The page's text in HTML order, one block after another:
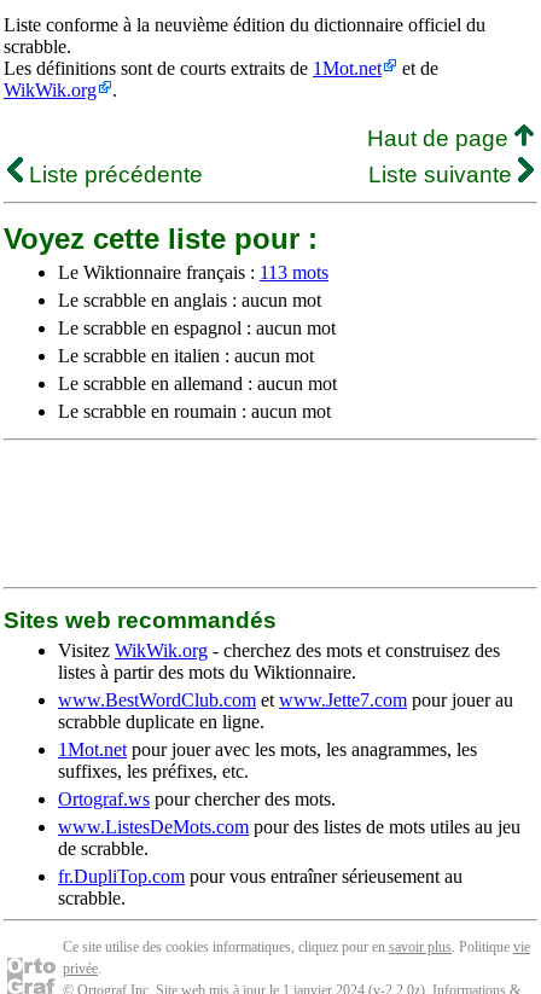
Liste conforme à la neuvième édition du dictionnaire officiel du
scrabble.
Les définitions sont de courts extraits de 1Mot.net
et de
WikWik.org
.
Haut de page
Liste précédente
Liste suivante
Voyez cette liste pour :
Le Wiktionnaire français : 113 mots
Le scrabble en anglais : aucun mot
Le scrabble en espagnol : aucun mot
Le scrabble en italien : aucun mot
Le scrabble en allemand : aucun mot
Le scrabble en roumain : aucun mot
Sites web recommandés
Visitez WikWik.org - cherchez des mots et construisez des
listes à partir des mots du Wiktionnaire.
www.BestWordClub.com et www.Jette7.com pour jouer au
scrabble duplicate en ligne.
1Mot.net pour jouer avec les mots, les anagrammes, les
suffixes, les préfixes, etc.
Ortograf.ws pour chercher des mots.
www.ListesDeMots.com pour des listes de mots utiles au jeu
de scrabble.
fr.DupliTop.com pour vous entraîner sérieusement au
scrabble.
Ce site utilise des cookies informatiques, cliquez pour en savoir plus. Politique vie
privée.
© Ortograf Inc. Site web mis à jour le 1 janvier 2024 (v-2.2.0z). Informations &